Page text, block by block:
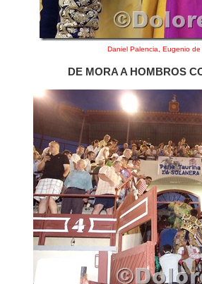
Daniel Palencia, Eugenio de
DE MORA A HOMBROS